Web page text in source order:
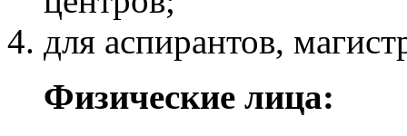
для аспирантов,
Физические лица: